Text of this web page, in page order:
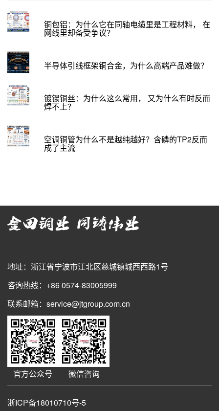
铜包铝：为什么它在同轴电缆里是工程材料， 在
网线里却备受争议？
半导体引线框架铜合金，为什么高端产品难做？
镀锡铜丝：为什么这么常用， 又为什么有时反而
焊不上？
空调铜管为什么不是越纯越好？含磷的TP2反而
成了主流
地址：浙江省宁波市江北区慈城镇城西西路1号
咨询热线：+86 0574-83005999
联系邮箱：service@jtgroup.com.cn
官方公众号 微信咨询
浙ICP备18010710号-5